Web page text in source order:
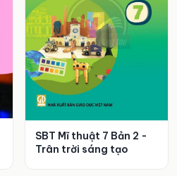
SBT Mĩ thuật 7 Bản 2 -
Trân trời sáng tạo